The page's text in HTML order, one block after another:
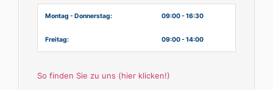
Montag - Donnerstag: 09:00 - 16:30
Freitag: 09:00 - 14:00
So finden Sie zu uns (hier klicken!)